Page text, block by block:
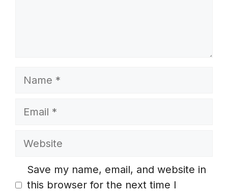
Name
Email
Website
Save my name, email, and website in
this browser for the next time I